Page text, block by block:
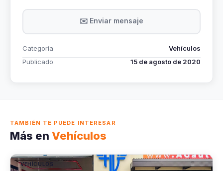
✉️ Enviar mensaje
Categoría
Vehículos
Publicado
15 de agosto de 2020
TAMBIÉN TE PUEDE INTERESAR
Más en Vehículos
VEHÍCULOS